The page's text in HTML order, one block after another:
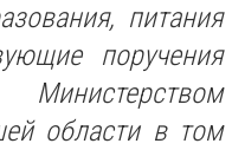
питания
поручения
области в том